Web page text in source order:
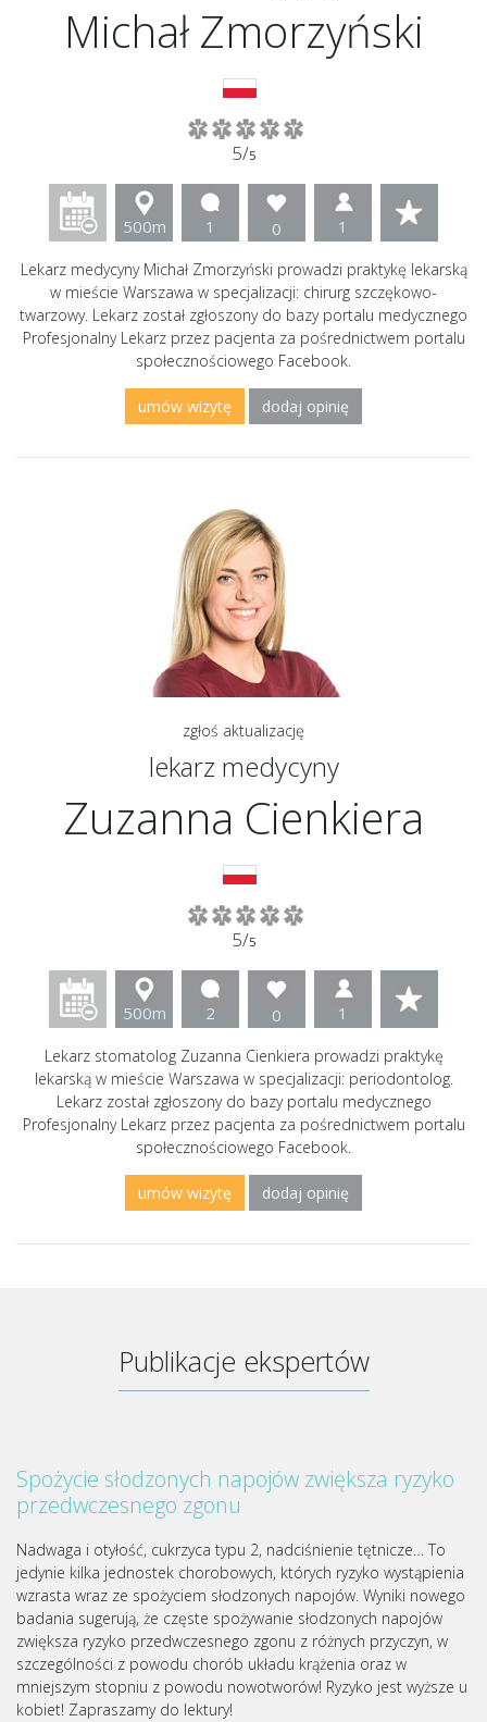
Michał Zmorzyński
5/5
500m 1 0 1
Lekarz medycyny Michał Zmorzyński prowadzi praktykę lekarską
w mieście Warszawa w specjalizacji: chirurg szczękowo-
twarzowy. Lekarz został zgłoszony do bazy portalu medycznego
Profesjonalny Lekarz przez pacjenta za pośrednictwem portalu
społecznościowego Facebook.
umów wizytę dodaj opinię
zgłoś aktualizację
lekarz medycyny
Zuzanna Cienkiera
5/5
500m 2 0 1
Lekarz stomatolog Zuzanna Cienkiera prowadzi praktykę
lekarską w mieście Warszawa w specjalizacji: periodontolog.
Lekarz został zgłoszony do bazy portalu medycznego
Profesjonalny Lekarz przez pacjenta za pośrednictwem portalu
społecznościowego Facebook.
umów wizytę dodaj opinię
Publikacje ekspertów
Spożycie słodzonych napojów zwiększa ryzyko
przedwczesnego zgonu
Nadwaga i otyłość, cukrzyca typu 2, nadciśnienie tętnicze… To
jedynie kilka jednostek chorobowych, których ryzyko wystąpienia
wzrasta wraz ze spożyciem słodzonych napojów. Wyniki nowego
badania sugerują, że częste spożywanie słodzonych napojów
zwiększa ryzyko przedwczesnego zgonu z różnych przyczyn, w
szczególności z powodu chorób układu krążenia oraz w
mniejszym stopniu z powodu nowotworów! Ryzyko jest wyższe u
kobiet! Zapraszamy do lektury!